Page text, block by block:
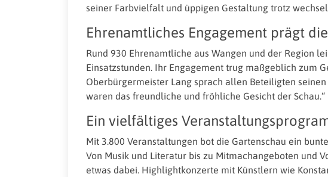
seiner Farbvielfalt und üppigen Gestaltung trotz
Ehrenamtliches Engagement prägt
Rund 930 Ehrenamtliche aus Wangen und der Region
Einsatzstunden. Ihr Engagement trug maßgeblich zum
Oberbürgermeister Lang sprach allen Beteiligten seinen
waren das freundliche und fröhliche Gesicht der Schau.“
Ein vielfältiges
Mit 3.800 Veranstaltungen bot die Gartenschau ein
Von Musik und Literatur bis zu Mitmachangeboten und
etwas dabei. Highlightkonzerte mit Künstlern wie